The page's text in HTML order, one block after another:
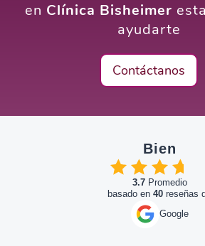
en Clínica Bisheimer
ayudarte
Contáctanos
Bien
3.7Promedio
basado en 40 reseñas
Google